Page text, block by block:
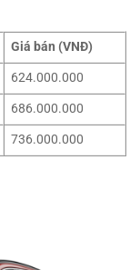
Giá bán (VNĐ)
624.000.000
686.000.000
736.000.000